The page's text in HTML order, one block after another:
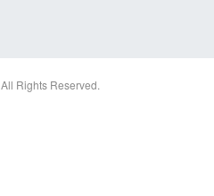
All Rights Reserved.